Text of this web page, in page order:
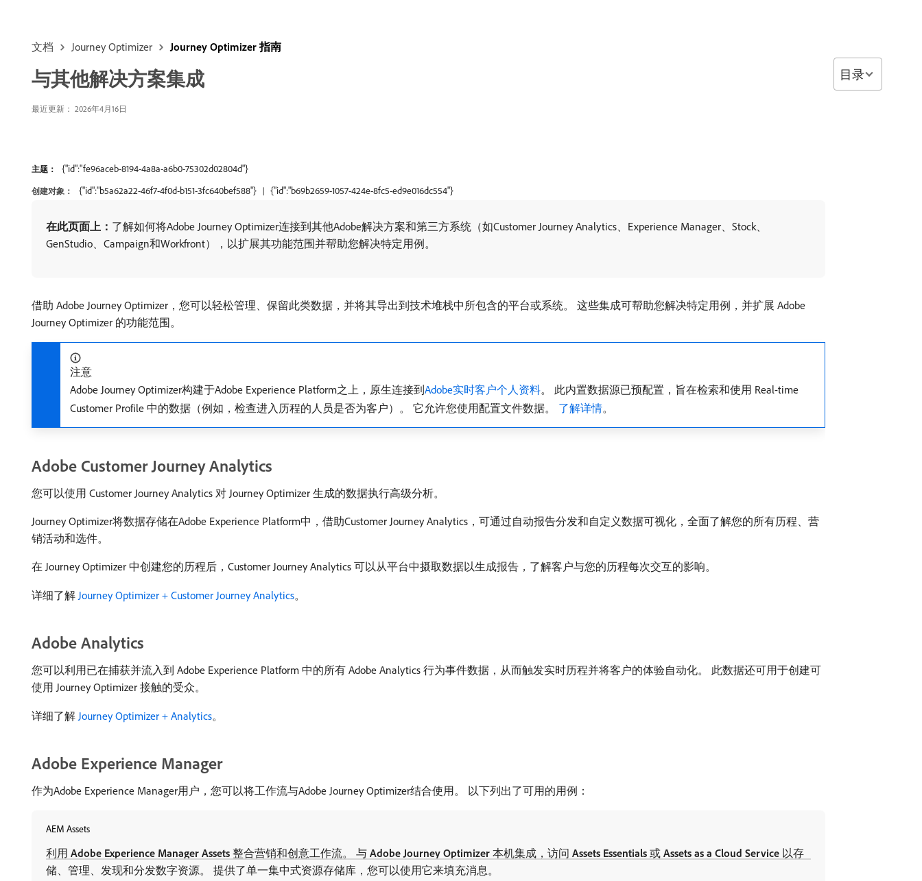
文档 Journey Optimizer Journey Optimizer 指南
与其他解决方案集成
最近更新： 2026年4月16日
主题： {"id":"fe96aceb-8194-4a8a-a6b0-75302d02804d"}
创建对象： {"id":"b5a62a22-46f7-4f0d-b151-3fc640bef588"} {"id":"b69b2659-1057-424e-8fc5-ed9e016dc554"}
在此页面上： ​了解如何将Adobe Journey Optimizer连接到其他Adobe解决方案和第三方系统（如Customer Journey Analytics、Experience Manager、Stock、
GenStudio、Campaign和Workfront），以扩展其功能范围并帮助您解决特定用例。
借助 Adobe Journey Optimizer，您可以轻松管理、保留此类数据，并将其导出到技术堆栈中所包含的平台或系统。 这些集成可帮助您解决特定用例，并扩展 Adobe
Journey Optimizer 的功能范围。
注意
Adobe Journey Optimizer构建于Adobe Experience Platform之上，原生连接到Adobe实时客户个人资料。 此内置数据源已预配置，旨在检索和使用 Real-time
Customer Profile 中的数据（例如，检查进入历程的人员是否为客户）。 它允许您使用配置文件数据。 了解详情。
Adobe Customer Journey Analytics
您可以使用 Customer Journey Analytics 对 Journey Optimizer 生成的数据执行高级分析。
Journey Optimizer将数据存储在Adobe Experience Platform中，借助Customer Journey Analytics，可通过自动报告分发和自定义数据可视化，全面了解您的所有历程、营
销活动和选件。
在 Journey Optimizer 中创建您的历程后，Customer Journey Analytics 可以从平台中摄取数据以生成报告，了解客户与您的历程每次交互的影响。
详细了解 Journey Optimizer + Customer Journey Analytics。
Adobe Analytics
您可以利用已在捕获并流入到 Adobe Experience Platform 中的所有 Adobe Analytics 行为事件数据，从而触发实时历程并将客户的体验自动化。 此数据还可用于创建可
使用 Journey Optimizer 接触的受众。
详细了解 Journey Optimizer + Analytics。
Adobe Experience Manager
作为Adobe Experience Manager用户，您可以将工作流与Adobe Journey Optimizer结合使用。 以下列出了可用的用例：
AEM Assets
利用 Adobe Experience Manager Assets 整合营销和创意工作流。 与​ Adobe Journey Optimizer ​本机集成，访问​ Assets Essentials ​或​ Assets as a Cloud Service ​以存
储、管理、发现和分发数字资源。 提供了单一集中式资源存储库，您可以使用它来填充消息。
目录